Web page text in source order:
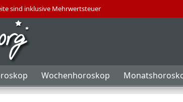
sind inklusive Mehrwertsteuer
Wochenhoroskop